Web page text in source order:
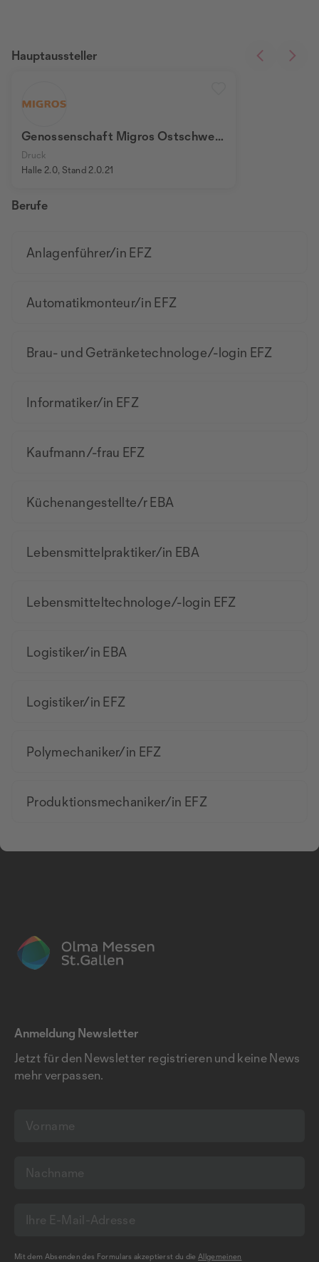
Genossenschaft Migros Ostschweiz
Nachwuchsförderung
Druck
Halle 2.0, Stand 2.0.21
Hauptaussteller
Berufe
Anlagenführer/in EFZ
Automatikmonteur/in EFZ
Brau- und Getränketechnologe/-login EFZ
Informatiker/in EFZ
Kaufmann/-frau EFZ
Küchenangestellte/r EBA
Lebensmittelpraktiker/in EBA
Lebensmitteltechnologe/-login EFZ
Logistiker/in EBA
Logistiker/in EFZ
Polymechaniker/in EFZ
Produktionsmechaniker/in EFZ
Anmeldung Newsletter
Jetzt für den Newsletter registrieren und keine News
mehr verpassen.
Mit dem Absenden des Formulars akzeptierst du dieAllgemeinen